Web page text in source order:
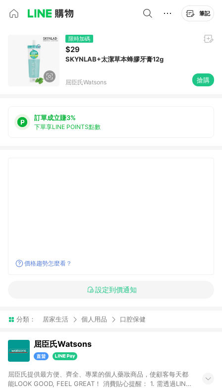
筆記
限時加碼
$29
SKYNLAB+太潔草本蜂膠牙膏12g
屈臣氏Watsons 搶購
訂單成立賺3%
下單享LINE POINTS點數
價格趨勢怎麼看？
設定到價通知
分類： 居家生活 個人用品 口腔保健
屈臣氏Watsons
屈臣氏提供最方便、齊全、專業的個人藥妝商品，使顧客每天都
能LOOK GOOD, FEEL GREAT！ 消費貼心提醒： 1. 需透過LINE